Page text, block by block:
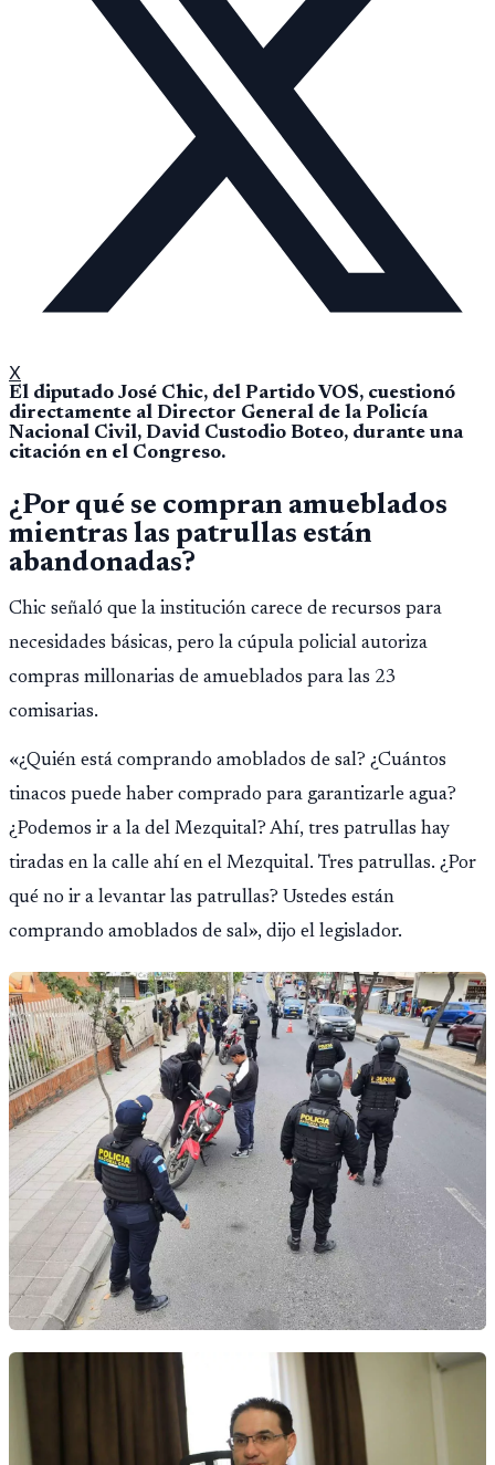
X
El diputado José Chic, del Partido VOS, cuestionó
directamente al Director General de la Policía
Nacional Civil, David Custodio Boteo, durante una
citación en el Congreso.
¿Por qué se compran amueblados
mientras las patrullas están
abandonadas?
Chic señaló que la institución carece de recursos para
necesidades básicas, pero la cúpula policial autoriza
compras millonarias de amueblados para las 23
comisarias.
«¿Quién está comprando amoblados de sal? ¿Cuántos
tinacos puede haber comprado para garantizarle agua?
¿Podemos ir a la del Mezquital? Ahí, tres patrullas hay
tiradas en la calle ahí en el Mezquital. Tres patrullas. ¿Por
qué no ir a levantar las patrullas? Ustedes están
comprando amoblados de sal», dijo el legislador.